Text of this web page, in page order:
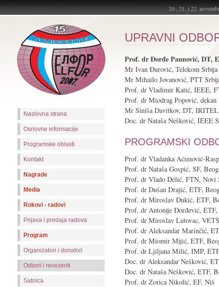
20., 21. i 22.
Naslovna strana
Osnovne informacije
Programske oblasti
Kontakt
Nagrade
Media
Rokovi - radovi
Prijava i predaja radova
Program
Organizatori i donatori
Odbori i recezenti
Satnica
UPRAVNI
Prof. dr Đorđe Paunović, DT,
Mr Ivan Đurović, Telekom Srbija
Mr Mihailo Jovanović, PTT
Prof. dr Vladimir Katić, IEEE,
Prof. dr Miodrag Popović, dekan
Mr Siniša Davitkov, DT,
Doc. dr Nataša Nešković, IEEE
PROGRAMSKI
Prof. dr Vladanka Aćimović-
Prof. dr Nataša Gospić, SF,
Prof. dr Vlado Delić, FTN, Novi
Prof. dr Dušan Drajić, ETF,
Prof. dr Miroslav Dukić, ETF,
Prof. dr Antonije Đorđević, ETF,
Prof. dr Miroslav Lutovac,
Prof. dr Aleksandar Marinčić,
Prof. dr Miomir Mijić, ETF,
Prof. dr Ljiljana Milić, IMP,
Doc. dr Aleksandar Nešković,
Doc. dr Nataša Nešković, ETF,
Prof. dr Zorica Nikolić, EF, Niš